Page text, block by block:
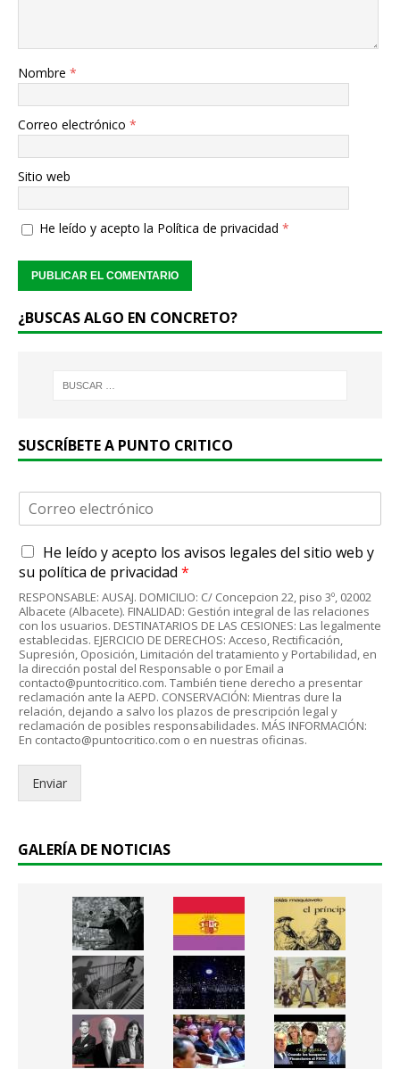
Nombre *
Correo electrónico *
Sitio web
He leído y acepto la Política de privacidad *
¿BUSCAS ALGO EN CONCRETO?
SUSCRÍBETE A PUNTO CRITICO
r
e
o
e
l
e
c
t
r
ó
n
i
c
.
A
c
e
r
d
o
R
G
P
D
*
He leído y acepto los avisos legales del sitio web y
su política de privacidad *
RESPONSABLE: AUSAJ. DOMICILIO: C/ Concepcion 22, piso 3º, 02002
Albacete (Albacete). FINALIDAD: Gestión integral de las relaciones
con los usuarios. DESTINATARIOS DE LAS CESIONES: Las legalmente
establecidas. EJERCICIO DE DERECHOS: Acceso, Rectificación,
Supresión, Oposición, Limitación del tratamiento y Portabilidad, en
la dirección postal del Responsable o por Email a
contacto@puntocritico.com. También tiene derecho a presentar
reclamación ante la AEPD. CONSERVACIÓN: Mientras dure la
relación, dejando a salvo los plazos de prescripción legal y
reclamación de posibles responsabilidades. MÁS INFORMACIÓN:
En contacto@puntocritico.com o en nuestras oficinas.
Enviar
GALERÍA DE NOTICIAS